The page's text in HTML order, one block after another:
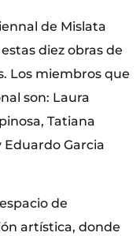
de Mislata
diez obras de
Los miembros que
son: Laura
Tatiana
Eduardo Garcia
de
artística, donde